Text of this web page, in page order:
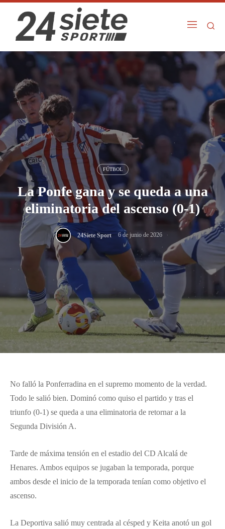
FÚTBOL
La Ponfe gana y se queda a una
eliminatoria del ascenso (0-1)
24Siete Sport 6 de junio de 2026
No falló la Ponferradina en el supremo momento de la verdad.
Todo le salió bien. Dominó como quiso el partido y tras el
triunfo (0-1) se queda a una eliminatoria de retornar a la
Segunda División A.
Tarde de máxima tensión en el estadio del CD Alcalá de
Henares. Ambos equipos se jugaban la temporada, porque
ambos desde el inicio de la temporada tenían como objetivo el
ascenso.
La Deportiva salió muy centrada al césped y Keita anotó un gol